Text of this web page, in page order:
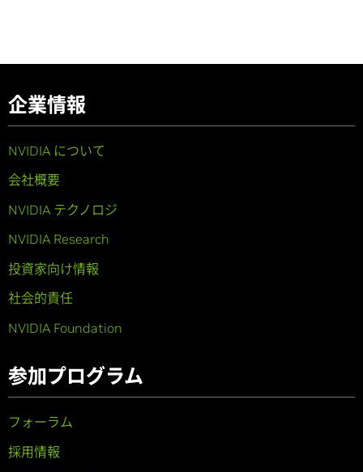
企業情報
NVIDIA について
会社概要
NVIDIA テクノロジ
NVIDIA Research
投資家向け情報
社会的責任
NVIDIA Foundation
参加プログラム
フォーラム
採用情報